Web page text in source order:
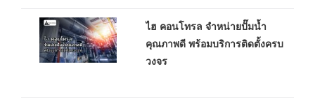
ไฮ คอนโทรล จำหน่ายปั๊มน้ำ
คุณภาพดี พร้อมบริการติดตั้งครบ
วงจร